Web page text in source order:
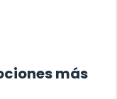
más